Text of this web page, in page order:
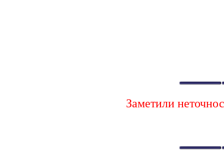
Заметили